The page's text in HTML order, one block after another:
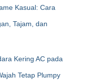
Kasual: Cara
Tajam, dan
Kering AC pada
Tetap Plumpy